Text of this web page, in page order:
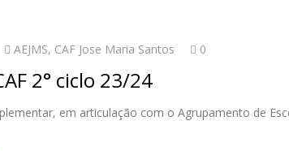
AEJMS, CAF Jose Maria Santos 0
2° ciclo 23/24
em articulação com o Agrupamento de